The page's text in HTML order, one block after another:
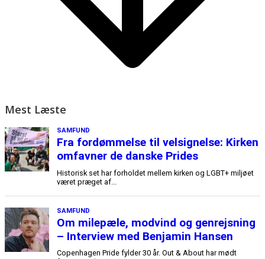
Mest Læste